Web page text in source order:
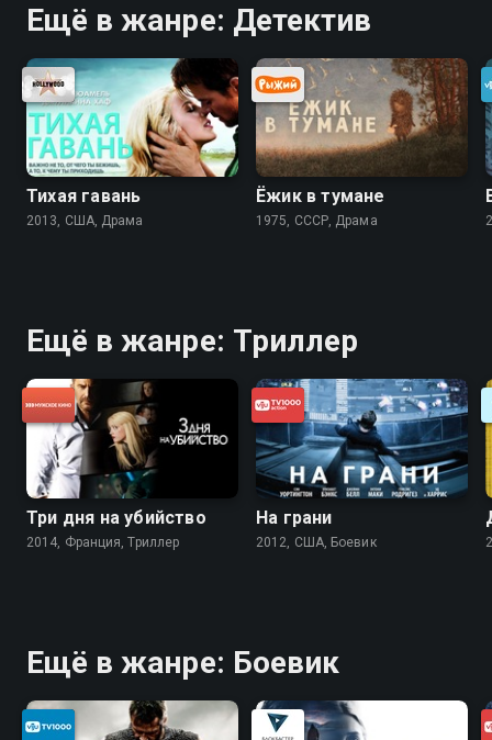
Ещё в жанре: Детектив
Тихая гавань
2013, США, Драма
Ёжик в тумане
1975, СССР, Драма
Ещё в жанре: Триллер
Три дня на убийство
2014, Франция, Триллер
На грани
2012, США, Боевик
Ещё в жанре: Боевик